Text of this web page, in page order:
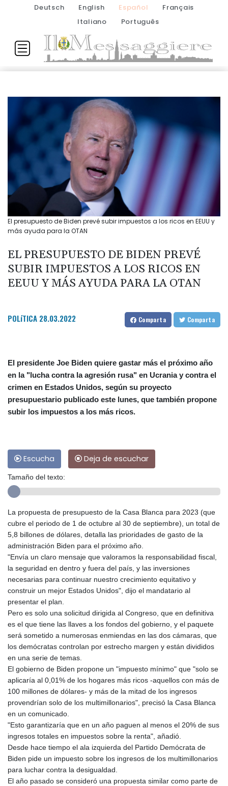
Deutsch English Español
Français
Italiano
Português
El presupuesto de Biden prevé subir impuestos a los ricos en EEUU y
más ayuda para la OTAN
EL PRESUPUESTO DE BIDEN PREVÉ
SUBIR IMPUESTOS A LOS RICOS EN
EEUU Y MÁS AYUDA PARA LA OTAN
POLíTICA 28.03.2022 Comparta Comparta
El presidente Joe Biden quiere gastar más el próximo año
en la "lucha contra la agresión rusa" en Ucrania y contra el
crimen en Estados Unidos, según su proyecto
presupuestario publicado este lunes, que también propone
subir los impuestos a los más ricos.
Escucha Deja de escuchar
Tamaño del texto:
La propuesta de presupuesto de la Casa Blanca para 2023 (que
cubre el periodo de 1 de octubre al 30 de septiembre), un total de
5,8 billones de dólares, detalla las prioridades de gasto de la
administración Biden para el próximo año.
"Envía un claro mensaje que valoramos la responsabilidad fiscal,
la seguridad en dentro y fuera del país, y las inversiones
necesarias para continuar nuestro crecimiento equitativo y
construir un mejor Estados Unidos", dijo el mandatario al
presentar el plan.
Pero es solo una solicitud dirigida al Congreso, que en definitiva
es el que tiene las llaves a los fondos del gobierno, y el paquete
será sometido a numerosas enmiendas en las dos cámaras, que
los demócratas controlan por estrecho margen y están divididos
en una serie de temas.
El gobierno de Biden propone un "impuesto mínimo" que "solo se
aplicaría al 0,01% de los hogares más ricos -aquellos con más de
100 millones de dólares- y más de la mitad de los ingresos
provendrían solo de los multimillonarios", precisó la Casa Blanca
en un comunicado.
"Esto garantizaría que en un año paguen al menos el 20% de sus
ingresos totales en impuestos sobre la renta", añadió.
Desde hace tiempo el ala izquierda del Partido Demócrata de
Biden pide un impuesto sobre los ingresos de los multimillonarios
para luchar contra la desigualdad.
El año pasado se consideró una propuesta similar como parte de